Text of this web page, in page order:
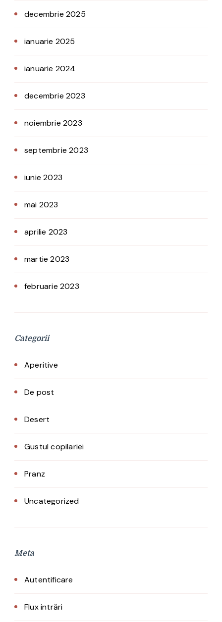
decembrie 2025
ianuarie 2025
ianuarie 2024
decembrie 2023
noiembrie 2023
septembrie 2023
iunie 2023
mai 2023
aprilie 2023
martie 2023
februarie 2023
Categorii
Aperitive
De post
Desert
Gustul copilariei
Pranz
Uncategorized
Meta
Autentificare
Flux intrări